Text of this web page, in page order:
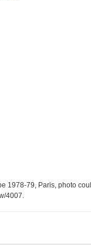
1978-79, Paris, photo
4007.